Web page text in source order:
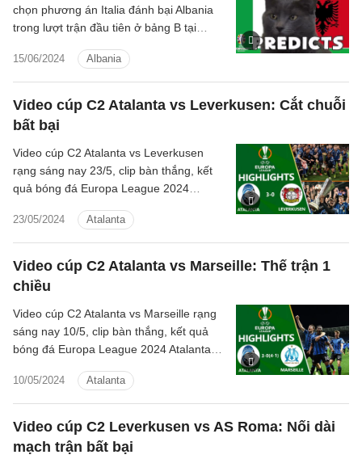
15/06/2024 Albania
chọn phương án Italia đánh bại Albania
trong lượt trận đầu tiên ở bảng B tại
Video cúp C2 Atalanta vs Leverkusen: Cắt chuỗi
bất bại
23/05/2024 Atalanta
Video cúp C2 Atalanta vs Leverkusen
rạng sáng nay 23/5, clip bàn thắng, kết
quả bóng đá Europa League 2024
Video cúp C2 Atalanta vs Marseille: Thế trận 1
chiều
10/05/2024 Atalanta
Video cúp C2 Atalanta vs Marseille rạng
sáng nay 10/5, clip bàn thắng, kết quả
bóng đá Europa League 2024 Atalanta
Video cúp C2 Leverkusen vs AS Roma: Nối dài
mạch trận bất bại